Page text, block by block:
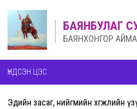
БАЯНБУЛАГ
БАЯНХОНГОР
ҮНДСЭН ЦЭС
Эдийн засаг, нийгмийн хөгжлийн